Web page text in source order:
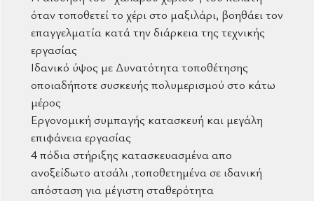
όταν τοποθετεί το χέρι στο μαξιλάρι, βοηθάει τον
επαγγελματία κατά την διάρκεια της τεχνικής
εργασίας
Ιδανικό ύψος με Δυνατότητα τοποθέτησης
οποιαδήποτε συσκευής πολυμερισμού στο κάτω
μέρος
Εργονομική συμπαγής κατασκευή και μεγάλη
επιφάνεια εργασίας
4 πόδια στήριξης κατασκευασμένα απο
ανοξείδωτο ατσάλι ,τοποθετημένα σε ιδανική
απόσταση για μέγιστη σταθερότητα